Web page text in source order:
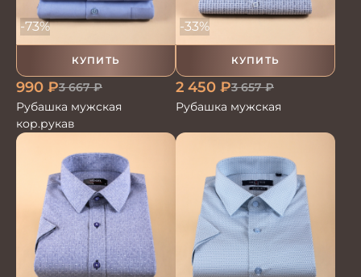
КУПИТЬ
-73%
990 ₽3 667₽
Рубашка мужская
кор.рукав
КУПИТЬ
-33%
2 450 ₽3 657₽
Рубашка мужская